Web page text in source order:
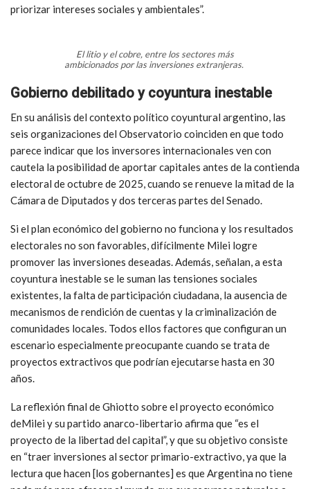
priorizar intereses sociales y ambientales”.
El litio y el cobre, entre los sectores más
ambicionados por las inversiones extranjeras.
Gobierno debilitado y coyuntura inestable
En su análisis del contexto político coyuntural argentino, las
seis organizaciones del Observatorio coinciden en que todo
parece indicar que los inversores internacionales ven con
cautela la posibilidad de aportar capitales antes de la contienda
electoral de octubre de 2025, cuando se renueve la mitad de la
Cámara de Diputados y dos terceras partes del Senado.
Si el plan económico del gobierno no funciona y los resultados
electorales no son favorables, difícilmente Milei logre
promover las inversiones deseadas. Además, señalan, a esta
coyuntura inestable se le suman las tensiones sociales
existentes, la falta de participación ciudadana, la ausencia de
mecanismos de rendición de cuentas y la criminalización de
comunidades locales. Todos ellos factores que configuran un
escenario especialmente preocupante cuando se trata de
proyectos extractivos que podrían ejecutarse hasta en 30
años.
La reflexión final de Ghiotto sobreel proyecto económico
deMilei y su partido anarco-libertario afirma que “es el
proyecto de la libertad del capital”, y que su objetivo consiste
en “traer inversiones al sector primario-extractivo, ya que la
lectura que hacen [los gobernantes] es que Argentina no tiene